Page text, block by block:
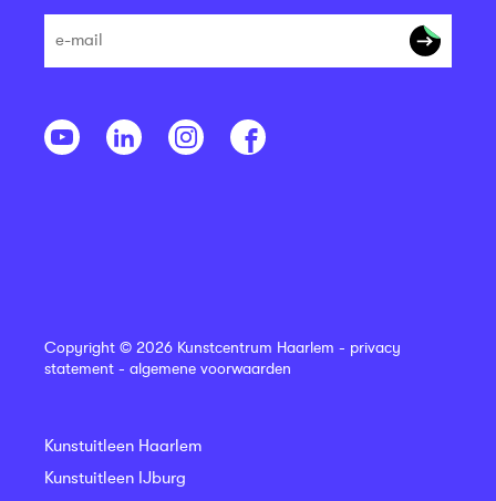
Copyright © 2026 Kunstcentrum Haarlem - privacy
statement - algemene voorwaarden
Kunstuitleen Haarlem
Kunstuitleen IJburg